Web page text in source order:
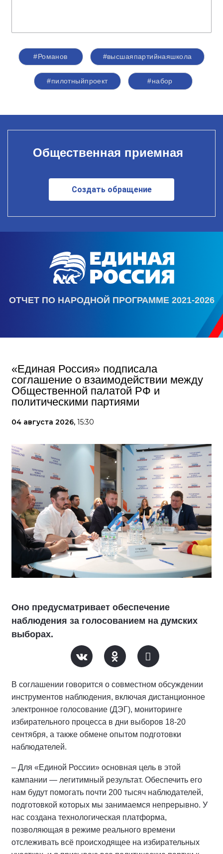
#Романов #высшаяпартийнаяшкола
#пилотныйпроект #набор
Общественная приемная
Создать обращение
ОТЧЕТ ПО НАРОДНОЙ ПРОГРАММЕ 2021-2026
«Единая Россия» подписала
соглашение о взаимодействии между
Общественной палатой РФ и
политическими партиями
04 августа 2026, 15:30
Оно предусматривает обеспечение
наблюдения за голосованием на думских
выборах.
В соглашении говорится о совместном обсуждении
инструментов наблюдения, включая дистанционное
электронное голосование (ДЭГ), мониторинге
избирательного процесса в дни выборов 18-20
сентября, а также обмене опытом подготовки
наблюдателей.
– Для «Единой России» основная цель в этой
кампании — легитимный результат. Обеспечить его
нам будут помогать почти 200 тысяч наблюдателей,
подготовкой которых мы занимаемся непрерывно. У
нас создана технологическая платформа,
позволяющая в режиме реального времени
отслеживать всё происходящее на избирательных